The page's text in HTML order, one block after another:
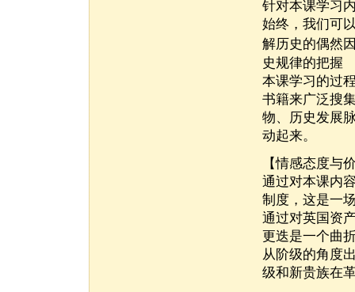
针对本课学习
始终，我们可
解历史的偶然
史规律的把握
本课学习的过
书籍来广泛搜
物、历史发展
动起来。
【情感态度与
通过对本课内
制度，这是一
通过对英国资
更迭是一个曲
从阶级的角度
级和新贵族在